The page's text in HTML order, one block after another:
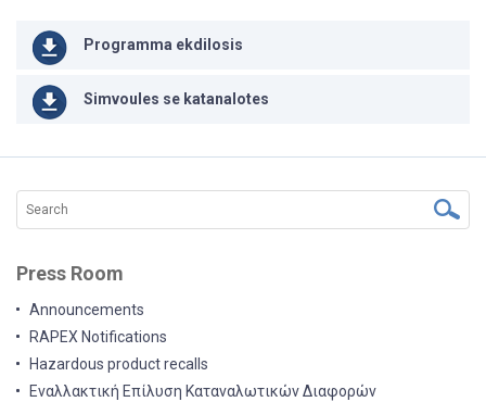
Programma ekdilosis
Simvoules se katanalotes
Press Room
Announcements
RAPEX Notifications
Hazardous product recalls
Εναλλακτική Επίλυση Καταναλωτικών Διαφορών